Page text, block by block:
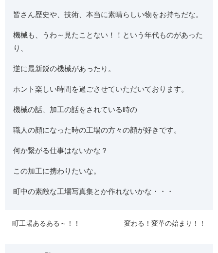
皆さん歴史や、技術、本当に素晴らしい物をお持ちだな。
機械も、うわ～見たことない！！という年代ものがあった
り、
逆に最新鋭の機械があったり。
ホント楽しい時間を過ごさせていただいております。
機械の話、加工の話をされている時の
職人の顔になった時の工場の方々の顔が好きです。
何か繋がる仕事はないかな？
この加工に携わりたいな。
町中の素敵な工場写真集とか作れないかな・・・
町工場あるある～！！ 変わる！変革の始まり！！